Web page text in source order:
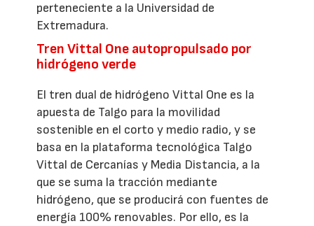
perteneciente a la Universidad de
Extremadura.
Tren Vittal One autopropulsado por
hidrógeno verde
El tren dual de hidrógeno Vittal One es la
apuesta de Talgo para la movilidad
sostenible en el corto y medio radio, y se
basa en la plataforma tecnológica Talgo
Vittal de Cercanías y Media Distancia, a la
que se suma la tracción mediante
hidrógeno, que se producirá con fuentes de
energía 100% renovables. Por ello, es la